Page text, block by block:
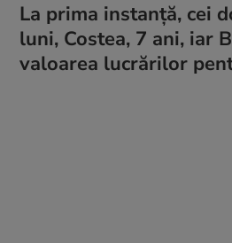
La prima instanță, cei
luni, Costea, 7 ani, iar
valoarea lucrărilor